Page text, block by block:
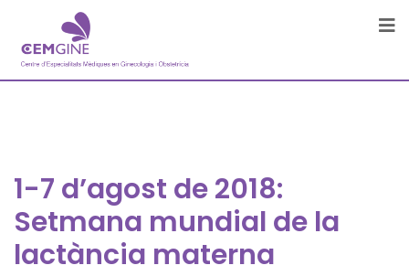
1-7 d’agost de 2018:
Setmana mundial de la
lactància materna